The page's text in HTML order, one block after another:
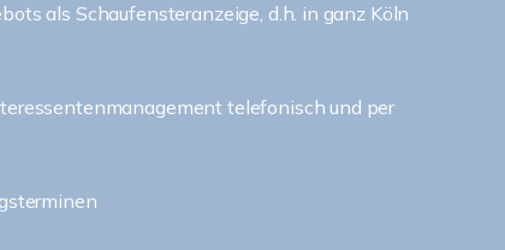
als Schaufensteranzeige, d.h. in ganz Köln
telefonisch und per